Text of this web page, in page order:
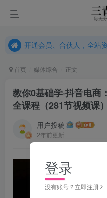
开通会员、合伙人，全站资源免费获取，
开通会员、合伙人，全站资源免费获取，涉
首页 媒体综合 正文
教你0基础学·抖音电
全课程（281节视频课）
用户投稿
2年前更新
登录
没有账号？立即注册